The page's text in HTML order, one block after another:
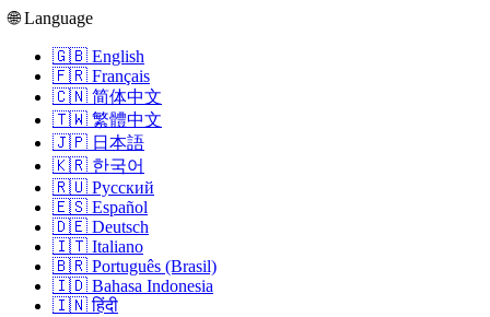
🌐 Language
🇬🇧 English
🇫🇷 Français
🇨🇳 简体中文
🇹🇼 繁體中文
🇯🇵 日本語
🇰🇷 한국어
🇷🇺 Русский
🇪🇸 Español
🇩🇪 Deutsch
🇮🇹 Italiano
🇧🇷 Português (Brasil)
🇮🇩 Bahasa Indonesia
🇮🇳 हिंदी